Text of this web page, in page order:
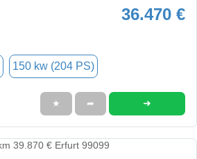
36.470 €
150 kw (204 PS)
★ ➦ ➜